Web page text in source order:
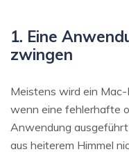
1. Eine
zwingen
Meistens wird ein
wenn eine fehlerhafte
Anwendung
aus heiterem Himmel